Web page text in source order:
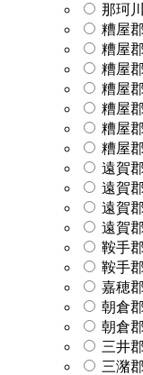
那珂
糟屋
糟屋
糟屋
糟屋
糟屋
糟屋
糟屋
遠賀
遠賀
遠賀
遠賀
鞍手
鞍手
嘉穂
朝倉
朝倉
三井
三潴